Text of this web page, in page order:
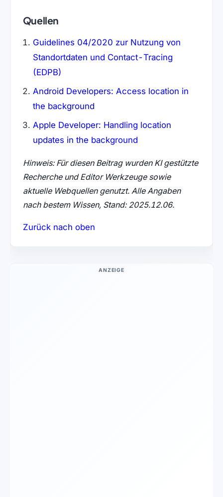
Quellen
Guidelines 04/2020 zur Nutzung von
Standortdaten und Contact-Tracing
(EDPB)
Android Developers: Access location in
the background
Apple Developer: Handling location
updates in the background
Hinweis: Für diesen Beitrag wurden KI gestützte
Recherche und Editor Werkzeuge sowie
aktuelle Webquellen genutzt. Alle Angaben
nach bestem Wissen, Stand: 2025.12.06.
Zurück nach oben
ANZEIGE